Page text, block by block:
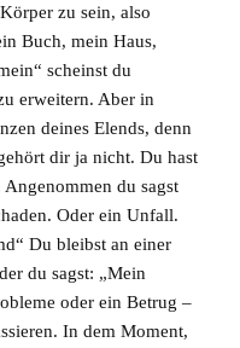
zu sein, also
Buch, mein Haus,
scheinst du
erweitern. Aber in
deines Elends, denn
dir ja nicht. Du hast
du sagst
Oder ein Unfall.
Du bleibst an einer
du sagst: „Mein
oder ein Betrug –
In dem Moment,